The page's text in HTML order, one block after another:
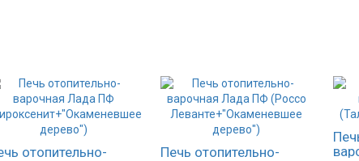
отопительно-
Печь отопительно-